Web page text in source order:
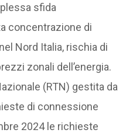
sfida
concentrazione di
Nord Italia, rischia di
zonali dell’energia.
(RTN) gestita da
di connessione
2024 le richieste